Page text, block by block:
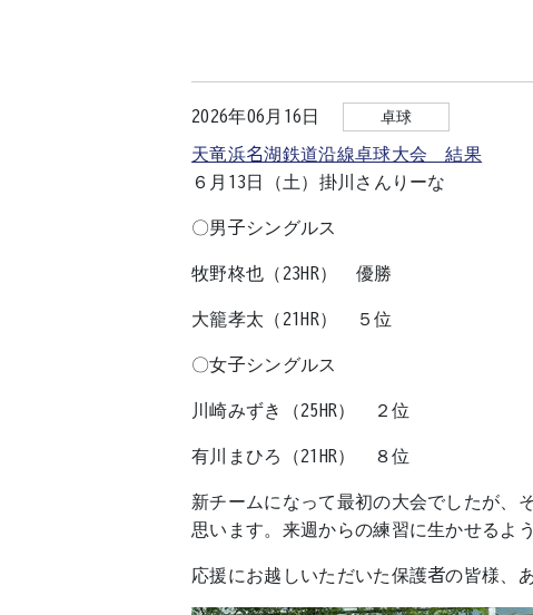
2026年06月16日 卓球
天竜浜名湖鉄道沿線卓球大会 結果
６月13日（土）掛川さんりーな
〇男子シングルス
牧野柊也（23HR） 優勝
大籠孝太（21HR） ５位
〇女子シングルス
川崎みずき（25HR） ２位
有川まひろ（21HR） ８位
新チームになって最初の大会でしたが、
思います。来週からの練習に生かせるよ
応援にお越しいただいた保護者の皆様、